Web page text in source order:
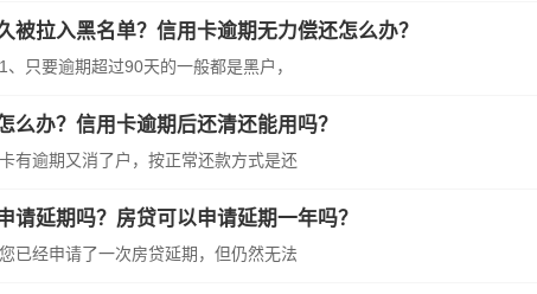
被拉入黑名单？信用卡逾期无力偿还怎么办？
只要逾期超过90天的一般都是黑户，
么办？信用卡逾期后还清还能用吗？
有逾期又消了户，按正常还款方式是还
请延期吗？房贷可以申请延期一年吗？
已经申请了一次房贷延期，但仍然无法